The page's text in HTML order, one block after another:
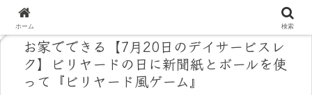
お家でできる【7月20日のデイサービスレ
ク】ビリヤードの日に新聞紙とボールを使
って『ビリヤード風ゲーム』
ホーム 検索